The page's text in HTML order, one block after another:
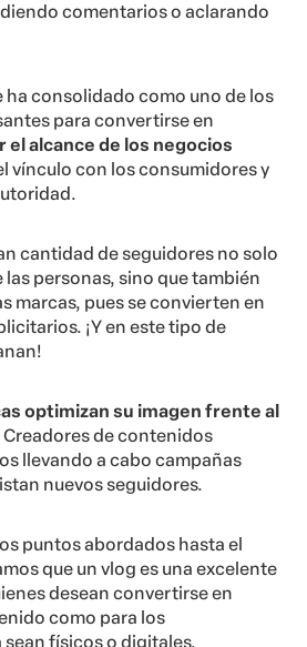
comentarios o aclarando
ha consolidado como uno de los
para convertirse en
el alcance de los negocios
vínculo con los consumidores y
cantidad de seguidores no solo
las personas, sino que también
marcas, pues se convierten en
¡Y en este tipo de
optimizan su imagen frente al
Creadores de contenidos
llevando a cabo campañas
nuevos seguidores.
puntos abordados hasta el
que un vlog es una excelente
desean convertirse en
como para los
físicos o digitales.